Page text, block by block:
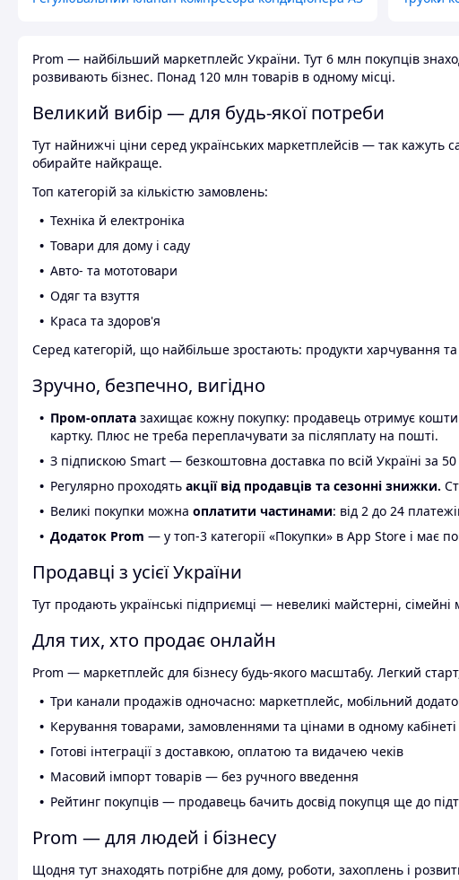
Prom — найбільший маркетплейс України. Тут 6 млн покупців
розвивають бізнес. Понад 120 млн товарів в одному місці.
Великий вибір — для будь-якої потреби
Тут найнижчі ціни серед українських маркетплейсів — так кажуть
обирайте найкраще.
Топ категорій за кількістю замовлень:
Техніка й електроніка
Товари для дому і саду
Авто- та мототовари
Одяг та взуття
Краса та здоров'я
Серед категорій, що найбільше зростають: продукти харчування
Зручно, безпечно, вигідно
Пром-оплата захищає кожну покупку: продавець отримує
картку. Плюс не треба переплачувати за післяплату на пошті.
З підпискою Smart — безкоштовна доставка по всій Україні за
Регулярно проходять акції від продавців та сезонні знижки.
Великі покупки можна оплатити частинами: від 2 до 24
Додаток Prom — у топ-3 категорії «Покупки» в App Store і має
Продавці з усієї України
Тут продають українські підприємці — невеликі майстерні,
Для тих, хто продає онлайн
Prom — маркетплейс для бізнесу будь-якого масштабу. Легкий
Три канали продажів одночасно: маркетплейс, мобільний
Керування товарами, замовленнями та цінами в одному кабінеті
Готові інтеграції з доставкою, оплатою та видачею чеків
Масовий імпорт товарів — без ручного введення
Рейтинг покупців — продавець бачить досвід покупця ще до
Prom — для людей і бізнесу
Щодня тут знаходять потрібне для дому, роботи, захоплень і